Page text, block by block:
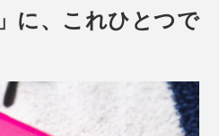
れば、バイカラーで組み合わ
に、これひとつで